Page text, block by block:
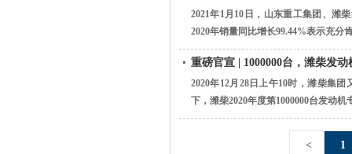
2021年1月10日，山东重工集团、潍
2020年销量同比增长99.44%表示充分
重磅官宣 | 1000000台，潍柴发
2020年12月28日上午10时，潍柴集
下，潍柴2020年度第1000000台发动机
< 1